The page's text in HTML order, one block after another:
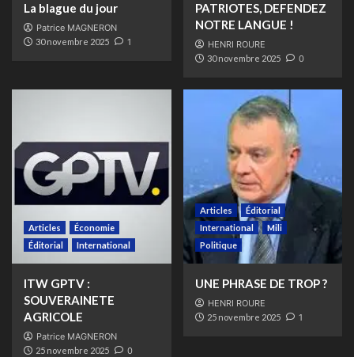
La blague du jour
Patrice MAGNERON
30 novembre 2025 1
PATRIOTES, DEFENDEZ
NOTRE LANGUE !
HENRI ROURE
30 novembre 2025 0
Articles
Économie
Éditorial
International
ITW GPTV :
SOUVERAINETE
AGRICOLE
Patrice MAGNERON
25 novembre 2025 0
Articles
Éditorial
International
Mili
Politique
UNE PHRASE DE TROP ?
HENRI ROURE
25 novembre 2025 1